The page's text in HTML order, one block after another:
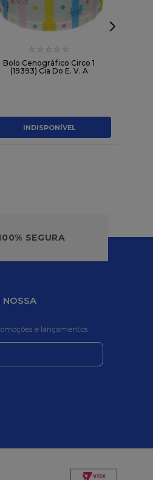
☆ ☆ ☆ ☆ ☆
Bolo Cenográfico Circo 1
(19393) Cia Do E. V. A
INDISPONÍVEL
SEGURA
NOSSA
e lançamentos